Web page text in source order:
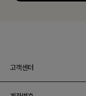
고객센터